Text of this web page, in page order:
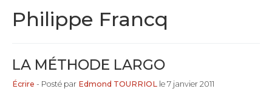
Philippe Francq
LA MÉTHODE LARGO
Écrire - Posté par Edmond TOURRIOL le 7 janvier 2011